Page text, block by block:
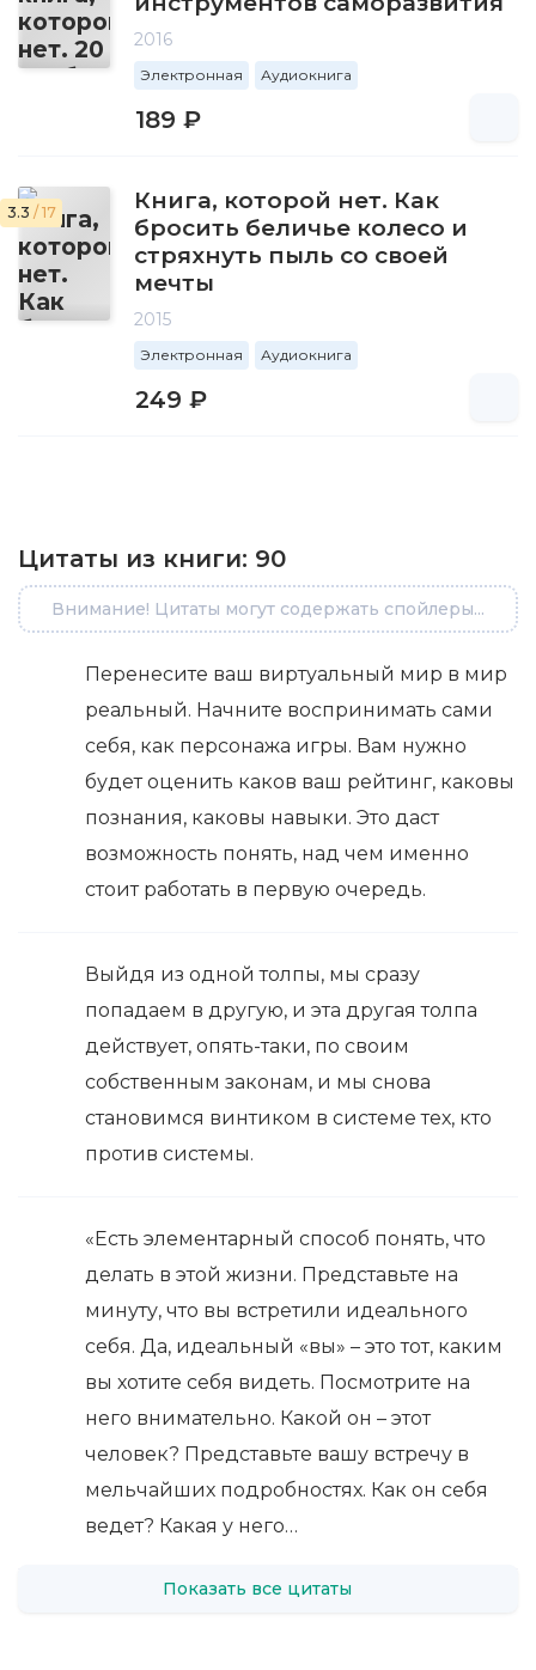
2016
Электронная Аудиокнига
189 ₽
3.3 / 17
Книга, которой нет. Как
бросить беличье колесо и
стряхнуть пыль со своей
мечты
2015
Электронная Аудиокнига
249 ₽
Цитаты из книги: 90
Внимание! Цитаты могут содержать спойлеры...
Перенесите ваш виртуальный мир в мир
реальный. Начните воспринимать сами
себя, как персонажа игры. Вам нужно
будет оценить каков ваш рейтинг, каковы
познания, каковы навыки. Это даст
возможность понять, над чем именно
стоит работать в первую очередь.
Выйдя из одной толпы, мы сразу
попадаем в другую, и эта другая толпа
действует, опять-таки, по своим
собственным законам, и мы снова
становимся винтиком в системе тех, кто
против системы.
«Есть элементарный способ понять, что
делать в этой жизни. Представьте на
минуту, что вы встретили идеального
себя. Да, идеальный «вы» – это тот, каким
вы хотите себя видеть. Посмотрите на
него внимательно. Какой он – этот
человек? Представьте вашу встречу в
мельчайших подробностях. Как он себя
ведет? Какая у него…
Показать все цитаты